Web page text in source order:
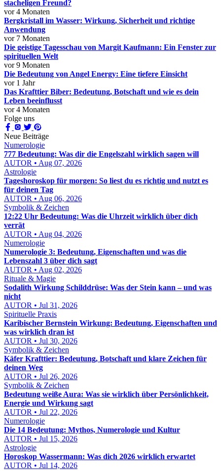
stacheligen Freund?
vor 4 Monaten
Bergkristall im Wasser: Wirkung, Sicherheit und richtige
Anwendung
vor 7 Monaten
Die geistige Tagesschau von Margit Kaufmann: Ein Fenster zur
spirituellen Welt
vor 9 Monaten
Die Bedeutung von Angel Energy: Eine tiefere Einsicht
vor 1 Jahr
Das Krafttier Biber: Bedeutung, Botschaft und wie es dein
Leben beeinflusst
vor 4 Monaten
Folge uns
Neue Beiträge
Numerologie
777 Bedeutung: Was dir die Engelszahl wirklich sagen will
AUTOR • Aug 07, 2026
Astrologie
Tageshoroskop für morgen: So liest du es richtig und nutzt es
für deinen Tag
AUTOR • Aug 06, 2026
Symbolik & Zeichen
12:22 Uhr Bedeutung: Was die Uhrzeit wirklich über dich
verrät
AUTOR • Aug 04, 2026
Numerologie
Numerologie 3: Bedeutung, Eigenschaften und was die
Lebenszahl 3 über dich sagt
AUTOR • Aug 02, 2026
Rituale & Magie
Sodalith Wirkung Schilddrüse: Was der Stein kann – und was
nicht
AUTOR • Jul 31, 2026
Spirituelle Praxis
Karibischer Bernstein Wirkung: Bedeutung, Eigenschaften und
was wirklich dran ist
AUTOR • Jul 30, 2026
Symbolik & Zeichen
Käfer Krafttier: Bedeutung, Botschaft und klare Zeichen für
deinen Weg
AUTOR • Jul 26, 2026
Symbolik & Zeichen
Bedeutung weiße Aura: Was sie wirklich über Persönlichkeit,
Energie und Wirkung sagt
AUTOR • Jul 22, 2026
Numerologie
Die 14 Bedeutung: Mythos, Numerologie und Kultur
AUTOR • Jul 15, 2026
Astrologie
Horoskop Wassermann: Was dich 2026 wirklich erwartet
AUTOR • Jul 14, 2026